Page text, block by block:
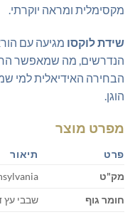
מקסימלית ומראה יוקרתי.
שידת לוקסו מגיעה עם
הנדרשים, מה שמאפשר
הבחירה האידיאלית למי
הוגן.
מפרט מוצר
פרט
תיאור
מק"ט
חומר גוף
שבבי עץ